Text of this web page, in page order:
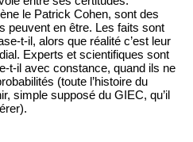
le Patrick Cohen, sont des
peuvent en être. Les faits sont
t-il, alors que réalité c’est leur
Experts et scientifiques sont
t-il avec constance, quand ils ne
(toute l’histoire du
simple supposé du GIEC, qu’il